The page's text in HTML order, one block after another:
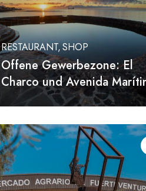
RESTAURANT SHOP
Offene Gewerbezone: El
Charco und Avenida